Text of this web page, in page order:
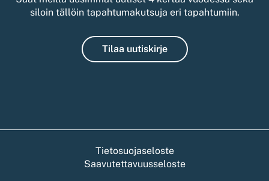
siloin tällöin tapahtumakutsuja eri tapahtumiin.
Tilaa uutiskirje
Tietosuojaseloste
Saavutettavuusseloste